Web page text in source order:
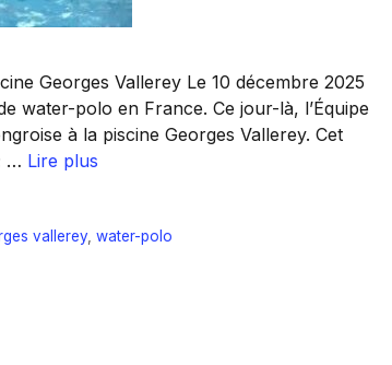
Georges Vallerey Le 10 décembre 2025
water-polo en France. Ce jour-là, l’Équipe
à la piscine Georges Vallerey. Cet
… Lire plus
vallerey, water-polo